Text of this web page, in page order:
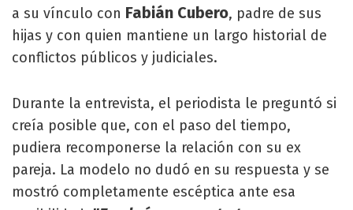
a su vínculo con Fabián Cubero, padre de sus
hijas y con quien mantiene un largo historial de
conflictos públicos y judiciales.
Durante la entrevista, el periodista le preguntó si
creía posible que, con el paso del tiempo,
pudiera recomponerse la relación con su ex
pareja. La modelo no dudó en su respuesta y se
mostró completamente escéptica ante esa